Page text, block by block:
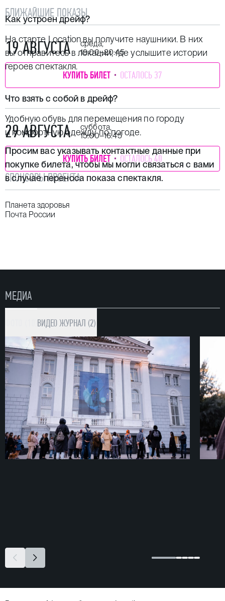
Как устроен дрейф?
На старте Location вы получите наушники. В них
вы отправитесь в локации, где услышите истории
героев спектакля.
Что взять с собой в дрейф?
Удобную обувь для перемещения по городу
и комфортную одежду по погоде.
Просим вас указывать контактные данные при
покупке билета, чтобы мы могли связаться с вами
в случае переноса показа спектакля.
БЛИЖАЙШИЕ ПОКАЗЫ
19 АВГУСТА
среда,
19:00–20:45
КУПИТЬ БИЛЕТ ОСТАЛОСЬ 37
29 АВГУСТА
суббота,
15:00–16:45
КУПИТЬ БИЛЕТ ОСТАЛОСЬ 40
СПОНСОРЫ ПРОЕКТА
Планета здоровья
Почта России
МЕДИА
ВИДЕОЖУРНАЛ (2)